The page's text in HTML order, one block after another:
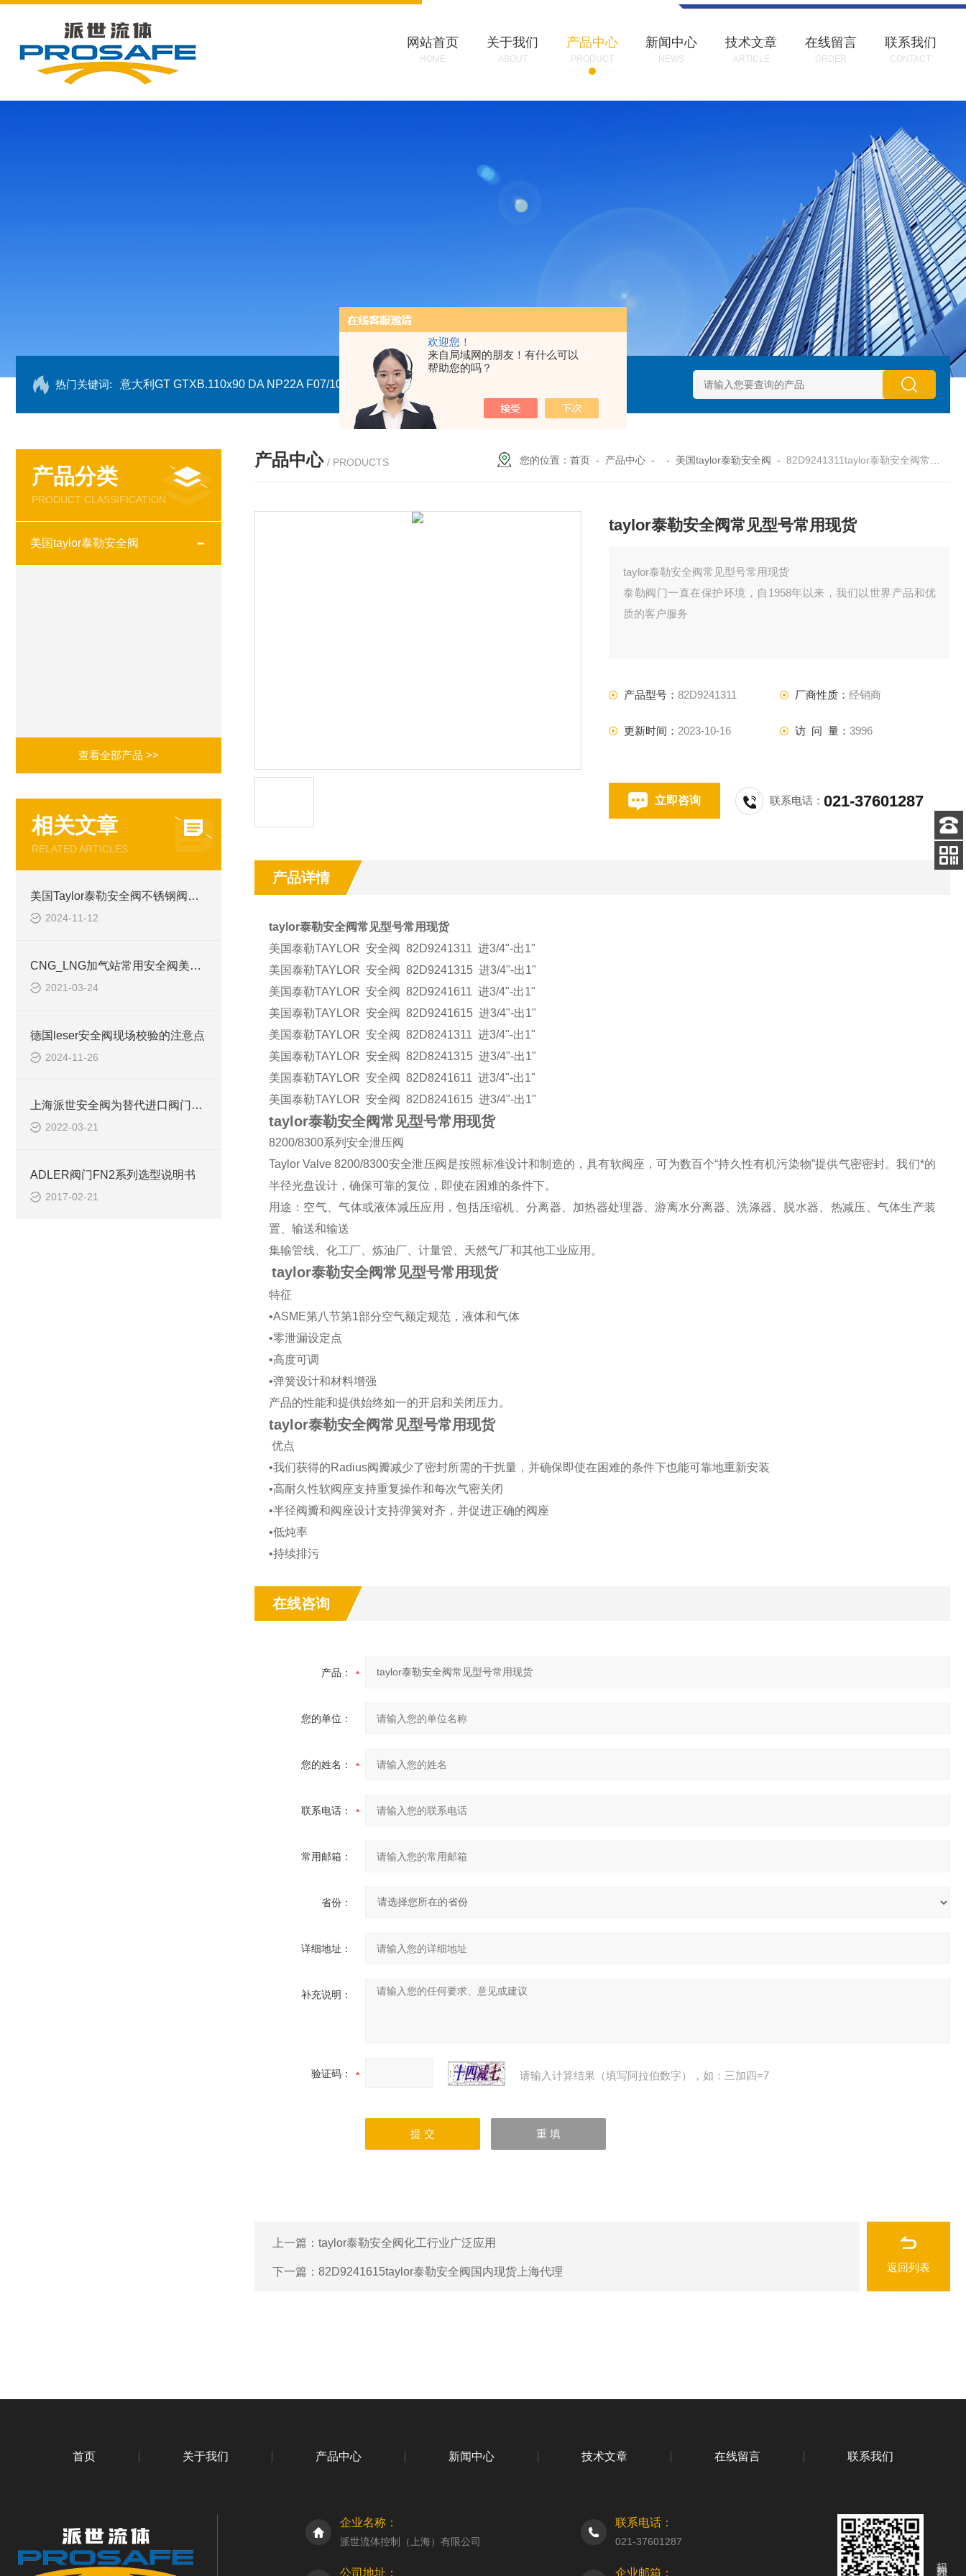
欢迎您！
来自局域网的朋友！有什么可以
帮助您的吗？
网站首页
HOME
关于我们
ABOUT
产品中心
PRODUCT
新闻中心
NEWS
技术文章
ARTICLE
在线留言
ORDER
联系我们
CONTACT
热门关键词: 意大利GT GTXB.110x90 DA NP22A F07/10 GTXN.110x90 DA NP22A F07/10 意大利GT 意大利GT气动执行器型号GTXB 127_GTXB 160 意大利GT气动执行器
产品分类
PRODUCT CLASSIFICATION
美国taylor泰勒安全阀
查看全部产品 >>
相关文章
RELATED ARTICLES
美国Taylor泰勒安全阀不锈钢阀体825C7241515
2024-11-12
CNG_LNG加气站常用安全阀美国Taylor泰勒安全阀
2021-03-24
德国leser安全阀现场校验的注意点
2024-11-26
上海派世安全阀为替代进口阀门提供解决方案
2022-03-21
ADLER阀门FN2系列选型说明书
2017-02-21
产品中心 / PRODUCTS 您的位置：首页 - 产品中心 - - 美国taylor泰勒安全阀 -82D9241311taylor泰勒安全阀常见型号常用现货
taylor泰勒安全阀常见型号常用现货
taylor泰勒安全阀常见型号常用现货
泰勒阀门一直在保护环境，自1958年以来，我们以世界产品和优
质的客户服务
产品型号：82D9241311 厂商性质： 经销商
更新时间： 2023-10-16 访 问 量： 3996
立即咨询 联系电话：021-37601287
产品详情
taylor泰勒安全阀常见型号常用现货
美国泰勒TAYLOR 安全阀 82D9241311 进3/4"-出1"
美国泰勒TAYLOR 安全阀 82D9241315 进3/4"-出1"
美国泰勒TAYLOR 安全阀 82D9241611 进3/4"-出1"
美国泰勒TAYLOR 安全阀 82D9241615 进3/4"-出1"
美国泰勒TAYLOR 安全阀 82D8241311 进3/4"-出1"
美国泰勒TAYLOR 安全阀 82D8241315 进3/4"-出1"
美国泰勒TAYLOR 安全阀 82D8241611 进3/4"-出1"
美国泰勒TAYLOR 安全阀 82D8241615 进3/4"-出1"
taylor泰勒安全阀常见型号常用现货
8200/8300系列安全泄压阀
Taylor Valve 8200/8300安全泄压阀是按照标准设计和制造的，具有软阀座，可为数百个“持久性有机污染物”提供气密密封。我们*的
半径光盘设计，确保可靠的复位，即使在困难的条件下。
用途：空气、气体或液体减压应用，包括压缩机、分离器、加热器处理器、游离水分离器、洗涤器、脱水器、热减压、气体生产装
置、输送和输送
集输管线、化工厂、炼油厂、计量管、天然气厂和其他工业应用。
taylor泰勒安全阀常见型号常用现货
特征
•ASME第八节第1部分空气额定规范，液体和气体
•零泄漏设定点
•高度可调
•弹簧设计和材料增强
产品的性能和提供始终如一的开启和关闭压力。
taylor泰勒安全阀常见型号常用现货
优点
•我们获得的Radius阀瓣减少了密封所需的干扰量，并确保即使在困难的条件下也能可靠地重新安装
•高耐久性软阀座支持重复操作和每次气密关闭
•半径阀瓣和阀座设计支持弹簧对齐，并促进正确的阀座
•低炖率
•持续排污
在线咨询
产品：
您的单位：
您的姓名：
联系电话：
常用邮箱：
省份：
详细地址：
补充说明：
验证码： 请输入计算结果（填写阿拉伯数字），如：三加四=7
上一篇： taylor泰勒安全阀化工行业广泛应用
下一篇： 82D9241615taylor泰勒安全阀国内现货上海代理 返回列表
首页 关于我们 产品中心 新闻中心 技术文章 在线留言 联系我们
企业名称：
派世流体控制（上海）有限公司
联系电话：
021-37601287
公司地址： 企业邮箱：
客服
电话